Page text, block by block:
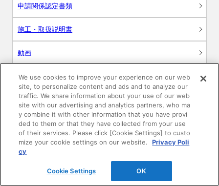
申請関係認定書類
施工・取扱説明書
動画
シミュレーションツール
24時間換気システム〈エアスマート〉
簡易設計見積ソフト
R&Dセンター環境測定・分析サービス
商品マスター申し込み
We use cookies to improve your experience on our web
site, to personalize content and ads and to analyze our
traffic. We share information about your use of our web
site with our advertising and analytics partners, who ma
y combine it with other information that you have provi
ded to them or that they have collected from your use
of their services. Please click [Cookie Settings] to custo
mize your cookie settings on our website.
Privacy Poli
cy
Cookie Settings OK